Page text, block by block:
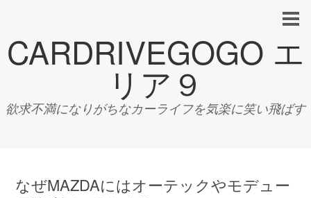
CARDRIVEGOGO エ
リア９
欲求不満になりがちなカーライフを気楽に笑い飛ばす
なぜMAZDAにはオーテックやモデュー